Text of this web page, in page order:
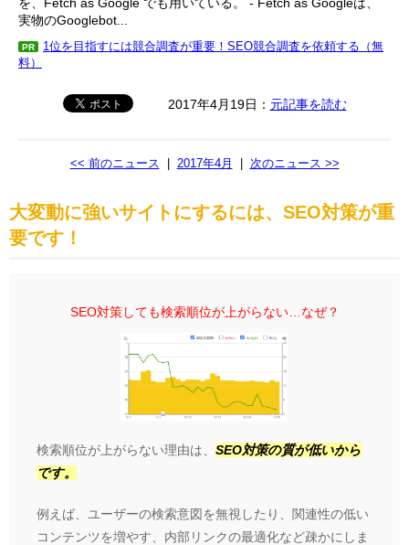
実物のGooglebot...
PR
1位を目指すには競合調査が重要！SEO競合調査を依頼する（無
料）
2017年4月19日： 元記事を読む
<< 前のニュース 2017年4月 次のニュース >>
大変動に強いサイトにするには、SEO対策が重
要です！
SEO対策しても検索順位が上がらない…なぜ？
検索順位が上がらない理由は、 SEO対策の質が低いから
です。
例えば、ユーザーの検索意図を無視したり、関連性の低い
コンテンツを増やす、内部リンクの最適化など疎かにしま